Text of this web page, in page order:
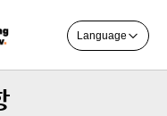
Language